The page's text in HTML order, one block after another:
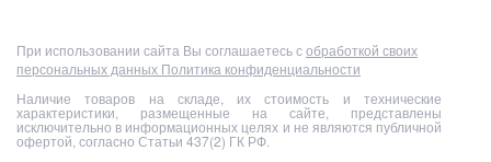
При использовании сайта Вы соглашаетесь собработкой своих
персональных данных Политика конфиденциальности
Наличие товаров на складе, их стоимость и технические
характеристики, размещенные на сайте, представлены
исключительно в информационных целях и не являются публичной
офертой, согласно Статьи 437(2) ГК РФ.